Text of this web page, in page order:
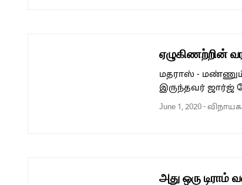
ஏழுகிணற்றின்
மதராஸ் - மண்ணும்
இருந்தவர் ஜார்ஜ்
June 1, 2020-
அது ஒரு டிராம்